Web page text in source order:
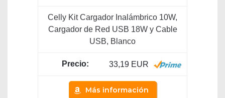
Celly Kit Cargador Inalámbrico 10W,
Cargador de Red USB 18W y Cable
USB, Blanco
33,19 EUR
Más información